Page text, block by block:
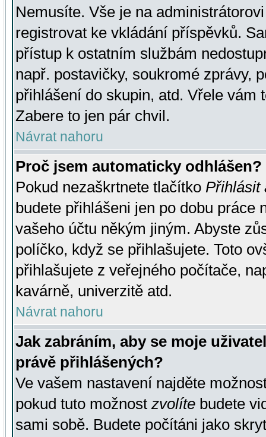
Nemusíte. Vše je na
registrovat ke vkládání příspěvků.
přístup k ostatním službám
např. postavičky, soukromé zprávy,
přihlášení do skupin, atd. Vřele vám
Zabere to jen pár chvil.
Návrat nahoru
Proč jsem automaticky odhlášen?
Pokud nezaškrtnete tlačítko Přihlásit
budete přihlášeni jen po dobu práce
vašeho účtu někým jiným. Abyste
políčko, když se přihlašujete. Toto
přihlašujete z veřejného počítače,
kavárně, univerzitě atd.
Návrat nahoru
Jak zabráním, aby se moje
právě přihlášených?
Ve vašem nastavení najděte
pokud tuto možnost zvolíte budete
sami sobě. Budete počítáni jako